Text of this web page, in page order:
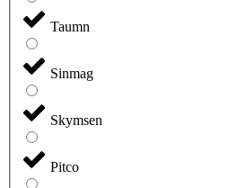
Taumn
Sinmag
Skymsen
Pitco